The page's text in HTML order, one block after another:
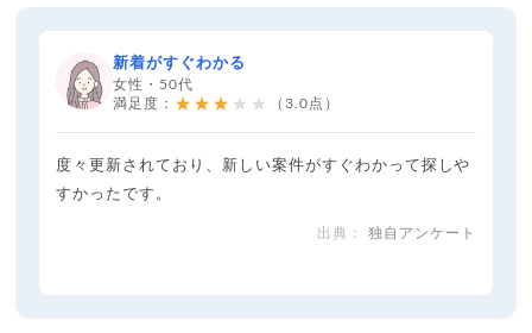
新着がすぐわかる
女性・50代
満足度： ★★★★★ （3.0点）
度々更新されており、新しい案件がすぐわかって探しや
すかったです。
独自アンケート